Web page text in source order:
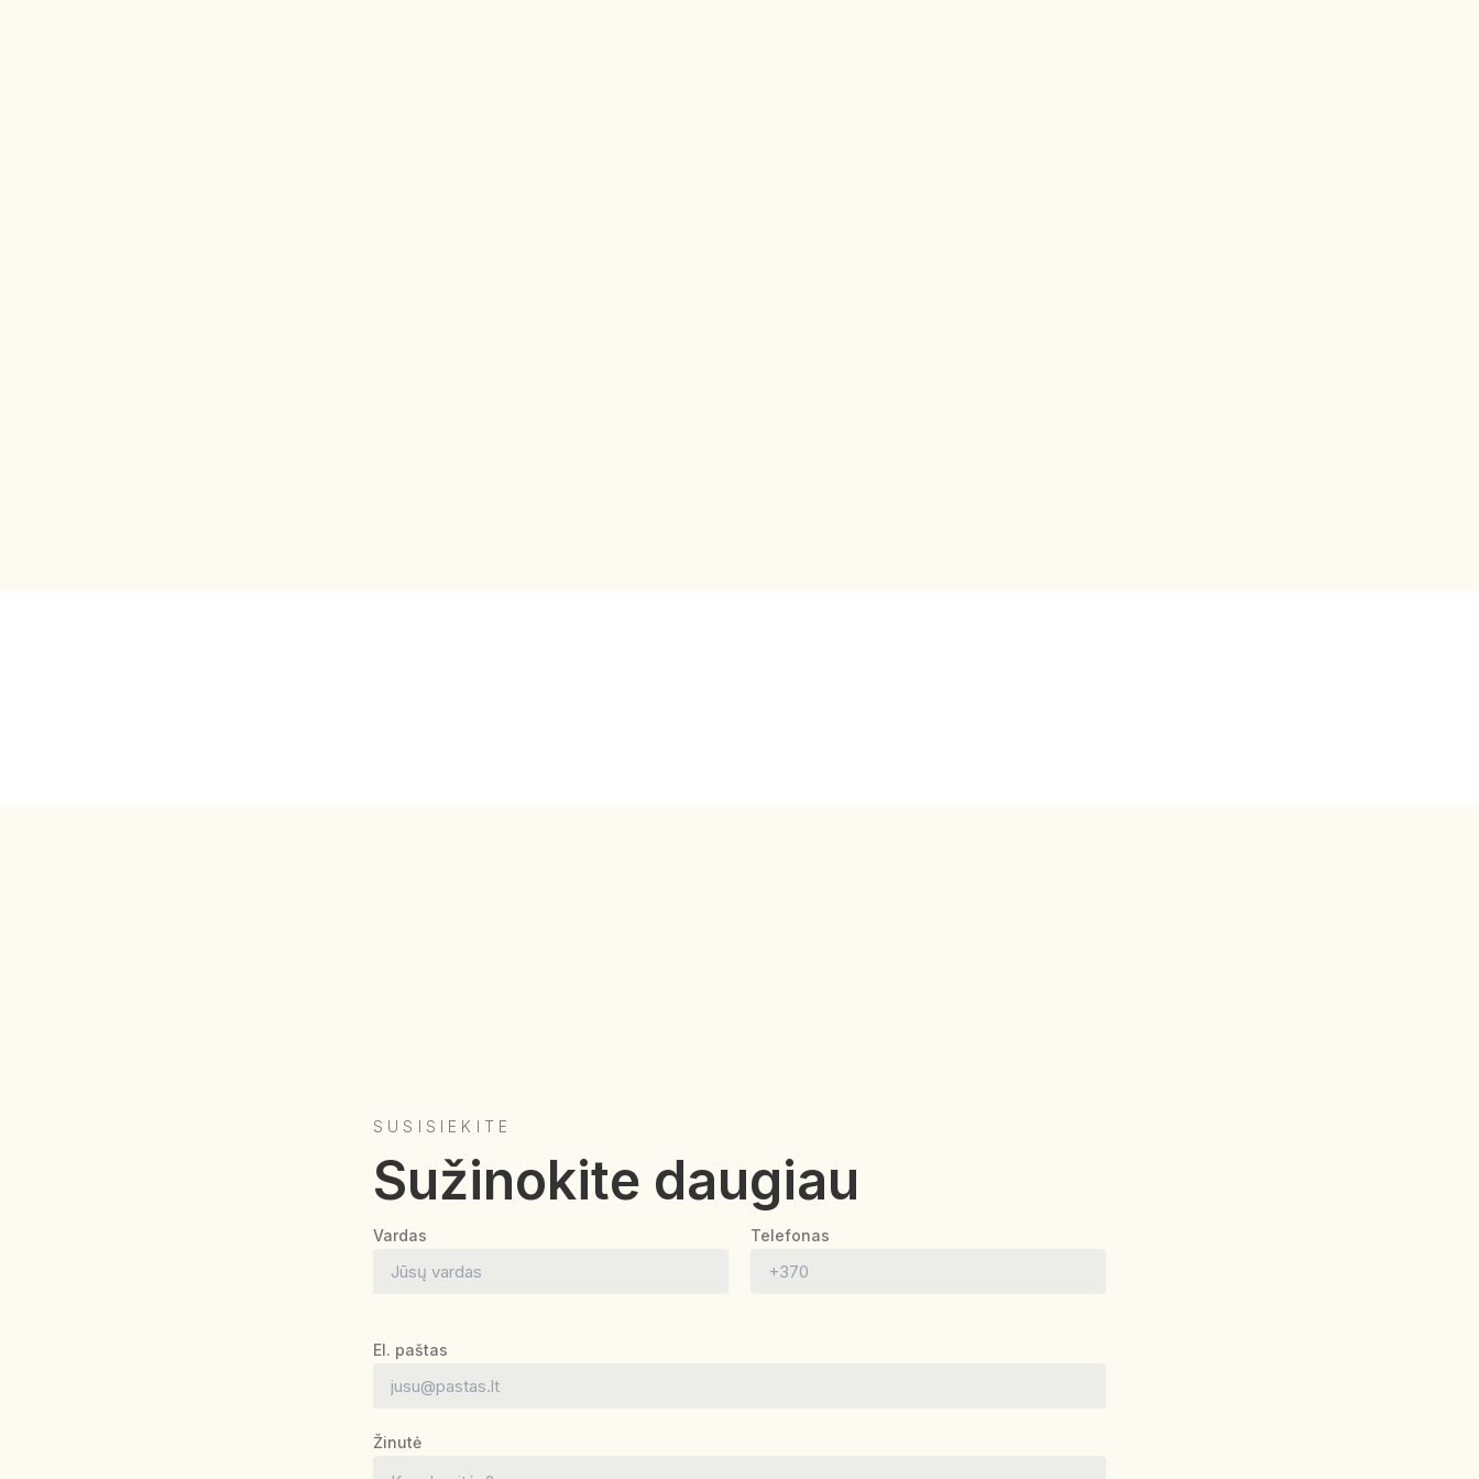
SUSISIEKITE
Sužinokite daugiau
Vardas Telefonas
El. paštas
Žinutė